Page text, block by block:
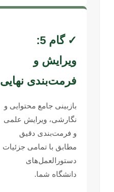
✓ گام 5:
ویرایش و
فرمت‌بندی نهایی
بازبینی جامع محتوایی و
نگارشی، ویرایش علمی
و فرمت‌بندی دقیق
مطابق با تمامی جزئیات
دستورالعمل‌های
دانشگاه شما.